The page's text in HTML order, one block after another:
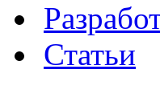
Статьи